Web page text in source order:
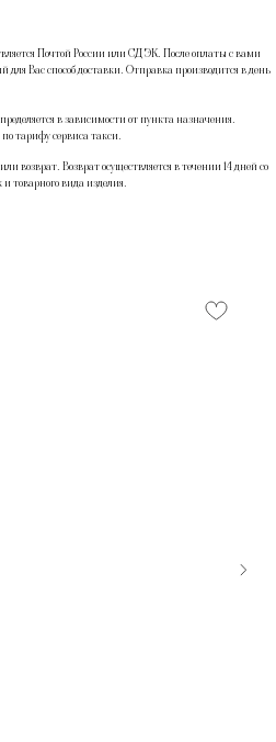
Почтой России или СДЭК. После оплаты с вами
Вас способ доставки. Отправка производится в день
в зависимости от пункта назначения.
тарифу сервиса такси.
возврат. Возврат осуществляется в течении 14 дней со
и товарного вида изделия.